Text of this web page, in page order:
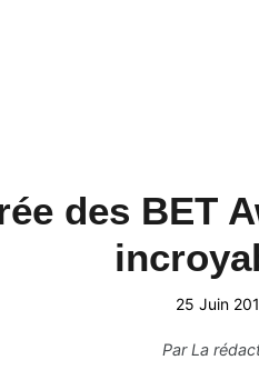
des BET
25 Juin
ParLa